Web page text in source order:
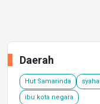
Daerah
Hut Samarinda
ibu kota negara